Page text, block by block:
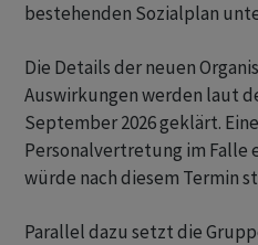
bestehenden Sozialplan
Die Details der neuen
Auswirkungen werden laut
September 2026 geklärt.
Personalvertretung im Falle
würde nach diesem Termin
Parallel dazu setzt die